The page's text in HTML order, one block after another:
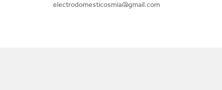
electrodomesticosmia@gmail.com